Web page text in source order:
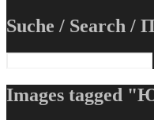
Suche / Search /
Images tagged